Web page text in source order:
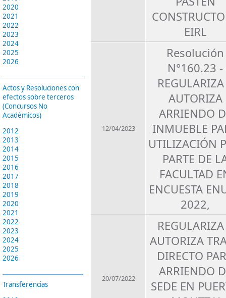
2020
2021
2022
2023
2024
2025
2026
Actos y Resoluciones con
efectos sobre terceros
(Concursos No
Académicos)
2012
2013
2014
2015
2016
2017
2018
2019
2020
2021
2022
2023
2024
2025
2026
Transferencias
EIRL
12/04/2023
Resolución
N°160.23 -
AUTORIZA
ARRIENDO
INMUEBLE
UTILIZACIÓN
PARTE DE
FACULTAD
ENCUESTA
2022,
20/07/2022
AUTORIZA
DIRECTO
ARRIENDO
SEDE EN